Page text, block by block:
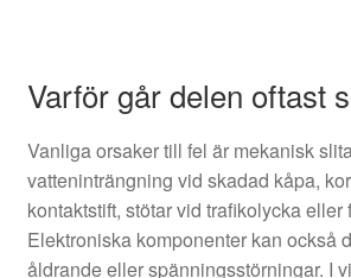
Varför går delen oftast
Vanliga orsaker till fel är mekanisk
vatteninträngning vid skadad kåpa,
kontaktstift, stötar vid trafikolycka eller
Elektroniska komponenter kan också
åldrande eller spänningsstörningar. I